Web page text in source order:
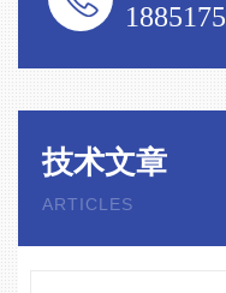
技术文章
ARTICLES